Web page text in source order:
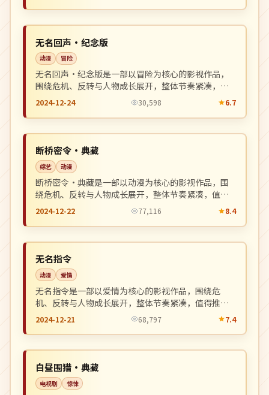
日本
无名回声·纪念版
动漫 冒险
无名回声·纪念版是一部以冒险为核心的影视作品，
围绕危机、反转与人物成长展开，整体节奏紧凑，值
得推荐观看。
2024-12-24 30,598 6.7
英国
断桥密令·典藏
综艺 动漫
断桥密令·典藏是一部以动漫为核心的影视作品，围
绕危机、反转与人物成长展开，整体节奏紧凑，值得
推荐观看。
2024-12-22 77,116 8.4
日本
无名指令
动漫 爱情
无名指令是一部以爱情为核心的影视作品，围绕危
机、反转与人物成长展开，整体节奏紧凑，值得推荐
观看。
2024-12-21 68,797 7.4
英国
白昼围猎·典藏
电视剧 惊悚